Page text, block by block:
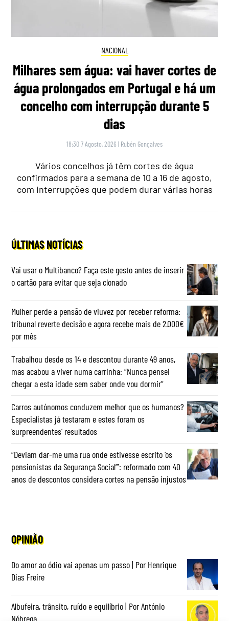
NACIONAL
Milhares sem água: vai haver cortes de
água prolongados em Portugal e há um
concelho com interrupção durante 5
dias
18:30 7 Agosto, 2026 | Rubén Gonçalves
Vários concelhos já têm cortes de água
confirmados para a semana de 10 a 16 de agosto,
com interrupções que podem durar várias horas
ÚLTIMAS NOTÍCIAS
Vai usar o Multibanco? Faça este gesto antes de inserir
o cartão para evitar que seja clonado
Mulher perde a pensão de viuvez por receber reforma:
tribunal reverte decisão e agora recebe mais de 2.000€
por mês
Trabalhou desde os 14 e descontou durante 49 anos,
mas acabou a viver numa carrinha: “Nunca pensei
chegar a esta idade sem saber onde vou dormir”
Carros autónomos conduzem melhor que os humanos?
Especialistas já testaram e estes foram os
‘surpreendentes’ resultados
“Deviam dar-me uma rua onde estivesse escrito ‘os
pensionistas da Segurança Social’”: reformado com 40
anos de descontos considera cortes na pensão injustos
OPINIÃO
Do amor ao ódio vai apenas um passo | Por Henrique
Dias Freire
Albufeira, trânsito, ruído e equilíbrio | Por António
Nóbrega